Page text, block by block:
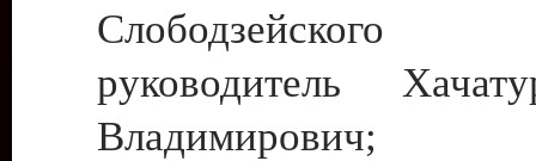
руководитель
Владимирович;